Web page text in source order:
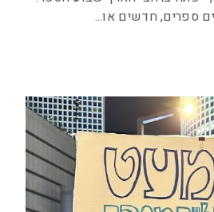
ספרים, חדשים או